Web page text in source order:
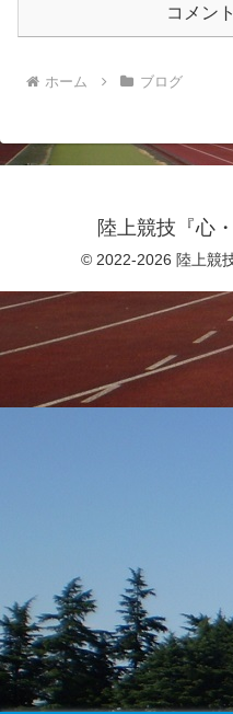
コメン
ホーム ブログ
陸上競技『心
© 2022-2026 陸上競